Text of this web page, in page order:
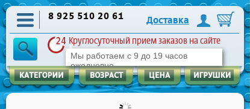
8 925 510 20 61
Доставка
Круглосуточный прием заказов на сайте
Мы работаем с 9 до 19 часов
ежедневно